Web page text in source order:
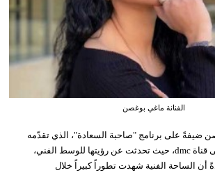
الفنانة ماغي بوغصن
ضيفةً على برنامج "صاحبة السعادة"، الذي تقدّمه
الفنانة إسعاد يونس على قناة dmc، حيث تحدثت عن رؤيتها للوسط الفني،
أن الساحة الفنية شهدت تطوراً كبيراً خلال